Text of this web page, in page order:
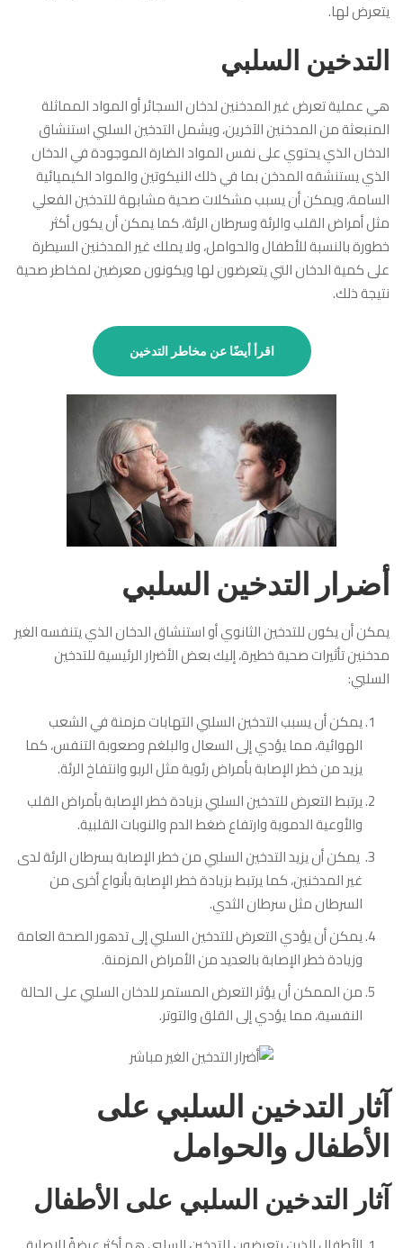
يتعرض لها.
التدخين السلبي
هي عملية تعرض غير المدخنين لدخان السجائر أو المواد المماثلة
المنبعثة من المدخنين الآخرين، ويشمل التدخين السلبي استنشاق
الدخان الذي يحتوي على نفس المواد الضارة الموجودة في الدخان
الذي يستنشقه المدخن بما في ذلك النيكوتين والمواد الكيميائية
السامة، ويمكن أن يسبب مشكلات صحية مشابهة للتدخين الفعلي
مثل أمراض القلب والرئة وسرطان الرئة، كما يمكن أن يكون أكثر
خطورة بالنسبة للأطفال والحوامل، ولا يملك غير المدخنين السيطرة
على كمية الدخان التي يتعرضون لها ويكونون معرضين لمخاطر صحية
نتيجة ذلك.
اقرأ أيضًا عن مخاطر التدخين
أضرار التدخين السلبي
يمكن أن يكون للتدخين الثانوي أو استنشاق الدخان الذي يتنفسه الغير
مدخنين تأثيرات صحية خطيرة، إليك بعض الأضرار الرئيسية للتدخين
السلبي:
يمكن أن يسبب التدخين السلبي التهابات مزمنة في الشعب
الهوائية، مما يؤدي إلى السعال والبلغم وصعوبة التنفس، كما
يزيد من خطر الإصابة بأمراض رئوية مثل الربو وانتفاخ الرئة.
يرتبط التعرض للتدخين السلبي بزيادة خطر الإصابة بأمراض القلب
والأوعية الدموية وارتفاع ضغط الدم والنوبات القلبية.
يمكن أن يزيد التدخين السلبي من خطر الإصابة بسرطان الرئة لدى
غير المدخنين، كما يرتبط بزيادة خطر الإصابة بأنواع أخرى من
السرطان مثل سرطان الثدي.
يمكن أن يؤدي التعرض للتدخين السلبي إلى تدهور الصحة العامة
وزيادة خطر الإصابة بالعديد من الأمراض المزمنة.
من الممكن أن يؤثر التعرض المستمر للدخان السلبي على الحالة
النفسية، مما يؤدي إلى القلق والتوتر.
آثار التدخين السلبي على
الأطفال والحوامل
آثار التدخين السلبي على الأطفال